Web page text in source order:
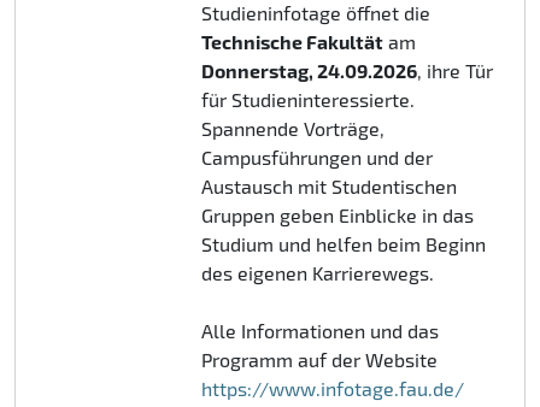
Studieninfotage öffnet die
Technische Fakultätam
Donnerstag, 24.09.2026, ihre Tür
für Studieninteressierte.
Spannende Vorträge,
Campusführungen und der
Austausch mit Studentischen
Gruppen geben Einblicke in das
Studium und helfen beim Beginn
des eigenen Karrierewegs.
Alle Informationen und das
Programm auf der Website
https://www.infotage.fau.de/